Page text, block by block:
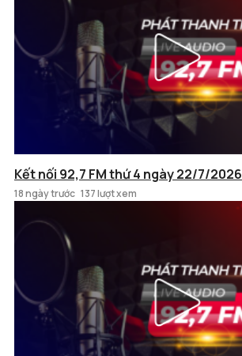
Kết nối 92,7 FM thứ 4 ngày 22/7/2026
18 ngày trước 137 lượt xem